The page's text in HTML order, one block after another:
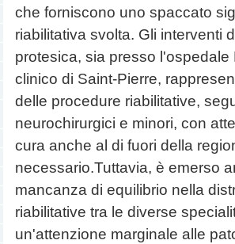
che forniscono uno spaccato
riabilitativa svolta. Gli interventi
protesica, sia presso
clinico di Saint-Pierre,
delle procedure riabilitative,
neurochirurgici e minori, con
cura anche al di fuori della
necessario.Tuttavia, è emerso
mancanza di equilibrio nella
riabilitative tra le diverse
un'attenzione marginale alle